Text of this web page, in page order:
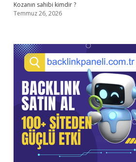
Kozanın sahibi kimdir ?
Temmuz 26, 2026